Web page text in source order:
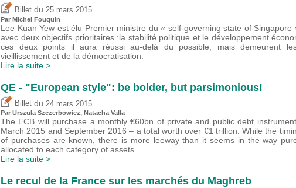
Billet du 25 mars 2015
Par Michel Fouquin
Lee Kuan Yew est élu Premier ministre du « self-governing state of Singapore
avec deux objectifs prioritaires :la stabilité politique et le développement
ces deux points il aura réussi au-delà du possible, mais demeurent
vieillissement et de la démocratisation.
Lire la suite >
QE - "European style": be bolder, but parsimonious!
Billet du 24 mars 2015
Par Urszula Szczerbowicz, Natacha Valla
The ECB will purchase a monthly €60bn of private and public debt
March 2015 and September 2016 – a total worth over €1 trillion. While the
of purchases are known, there is more leeway than it seems in the way
allocated to each category of assets.
Lire la suite >
Le recul de la France sur les marchés du Maghreb